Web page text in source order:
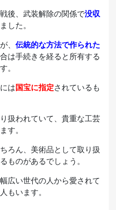
後、武装解除の関係で没収
した。
、 伝統的な方法で作られた
は手続きを経ると所有する
。
は国宝に指定されているも
扱われていて、貴重な工芸
す。
ろん、美術品として取り扱
ものがあるでしょう。
広い世代の人から愛されて
もいます。